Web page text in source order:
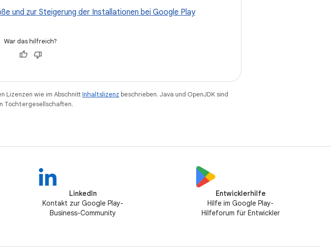
und zur Steigerung der Installationen bei Google Play
War das hilfreich?
Lizenzen wie im AbschnittInhaltslizenz beschrieben. Java und OpenJDK sind
Tochtergesellschaften.
LinkedIn
Kontakt zur Google Play-
Business-Community
Entwicklerhilfe
Hilfe im Google Play-
Hilfeforum für Entwickler